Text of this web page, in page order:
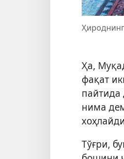
Ҳа,
фақат
пайтида
нима
Тўғри,